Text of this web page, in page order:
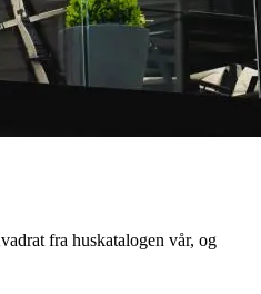
fra huskatalogen vår, og